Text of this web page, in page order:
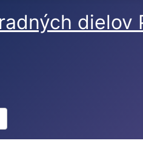
dielov